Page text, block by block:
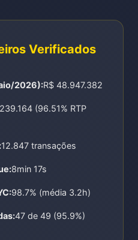
Verificados
2026):R$ 48.947.382
(96.51% RTP
12.847 transações
8min 17s
98.7% (média 3.2h)
47 de 49 (95.9%)